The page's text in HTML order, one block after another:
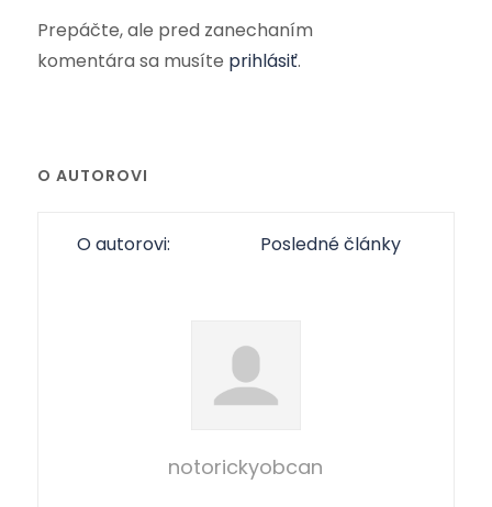
Prepáčte, ale pred zanechaním
komentára sa musíte prihlásiť.
O AUTOROVI
O autorovi: Posledné články
notorickyobcan